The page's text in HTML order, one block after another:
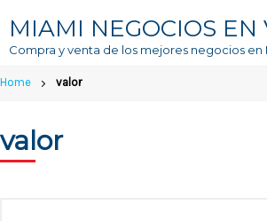
content
Home valor
valor